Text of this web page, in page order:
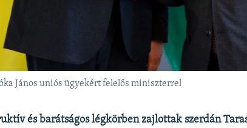
János uniós ügyekért felelős miniszterrel
és barátságos légkörben zajlottak szerdán